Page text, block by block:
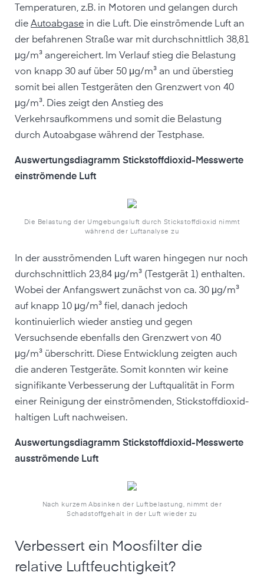
Temperaturen, z.B. in Motoren und gelangen durch
die Autoabgase in die Luft. Die einströmende Luft an
der befahrenen Straße war mit durchschnittlich 38,81
μg/m³ angereichert. Im Verlauf stieg die Belastung
von knapp 30 auf über 50 μg/m³ an und überstieg
somit bei allen Testgeräten den Grenzwert von 40
μg/m³. Dies zeigt den Anstieg des
Verkehrsaufkommens und somit die Belastung
durch Autoabgase während der Testphase.
Auswertungsdiagramm Stickstoffdioxid-Messwerte
einströmende Luft
Die Belastung der Umgebungsluft durch Stickstoffdioxid nimmt
während der Luftanalyse zu
In der ausströmenden Luft waren hingegen nur noch
durchschnittlich 23,84 μg/m³ (Testgerät 1) enthalten.
Wobei der Anfangswert zunächst von ca. 30 μg/m³
auf knapp 10 μg/m³ fiel, danach jedoch
kontinuierlich wieder anstieg und gegen
Versuchsende ebenfalls den Grenzwert von 40
μg/m³ überschritt. Diese Entwicklung zeigten auch
die anderen Testgeräte. Somit konnten wir keine
signifikante Verbesserung der Luftqualität in Form
einer Reinigung der einströmenden, Stickstoffdioxid-
haltigen Luft nachweisen.
Auswertungsdiagramm Stickstoffdioxid-Messwerte
ausströmende Luft
Nach kurzem Absinken der Luftbelastung, nimmt der
Schadstoffgehalt in der Luft wieder zu
Verbessert ein Moosfilter die
relative Luftfeuchtigkeit?